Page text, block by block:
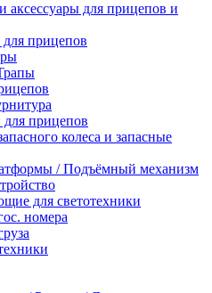
аксессуары для прицепов и
прицепов
прицепов
колеса и запасные
/ Подъёмный механизм
для светотехники
номера